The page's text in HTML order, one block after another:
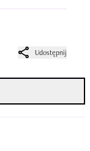
szuka
Udostępnij